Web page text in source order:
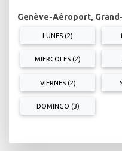
Genève-Aéroport,
LUNES (2)
MIERCOLES (2)
VIERNES (2)
DOMINGO (3)